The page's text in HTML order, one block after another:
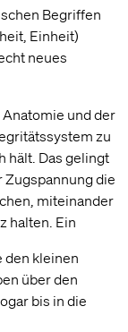
Begriffen
Einheit)
neues
und der
zu
hält. Das gelingt
Zugspannung die
miteinander
halten. Ein
den kleinen
über den
bis in die